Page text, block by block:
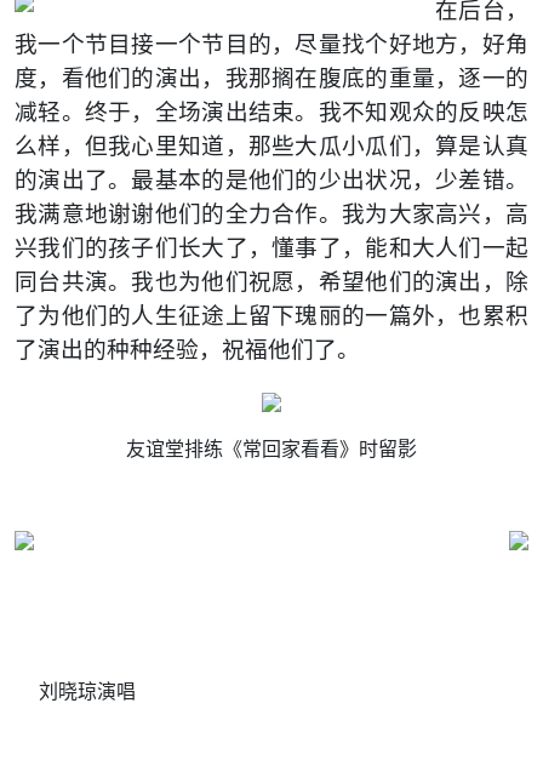
在后台，
我一个节目接一个节目的，尽量找个好地方，好角
度，看他们的演出，我那搁在腹底的重量，逐一的
减轻。终于，全场演出结束。我不知观众的反映怎
么样，但我心里知道，那些大瓜小瓜们，算是认真
的演出了。最基本的是他们的少出状况，少差错。
我满意地谢谢他们的全力合作。我为大家高兴，高
兴我们的孩子们长大了，懂事了，能和大人们一起
同台共演。我也为他们祝愿，希望他们的演出，除
了为他们的人生征途上留下瑰丽的一篇外，也累积
了演出的种种经验，祝福他们了。
友谊堂排练《常回家看看》时留影
刘晓琼演唱